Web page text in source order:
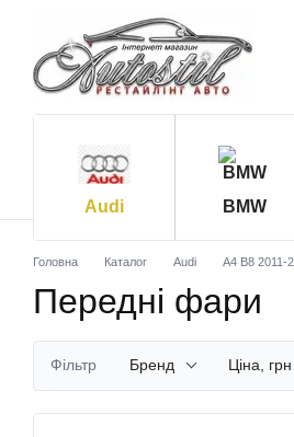
Перейти до основного контенту
Audi BMW
Головна Каталог Audi A4 B8 2011-
Передні фари
Фільтр Бренд Ціна, грн